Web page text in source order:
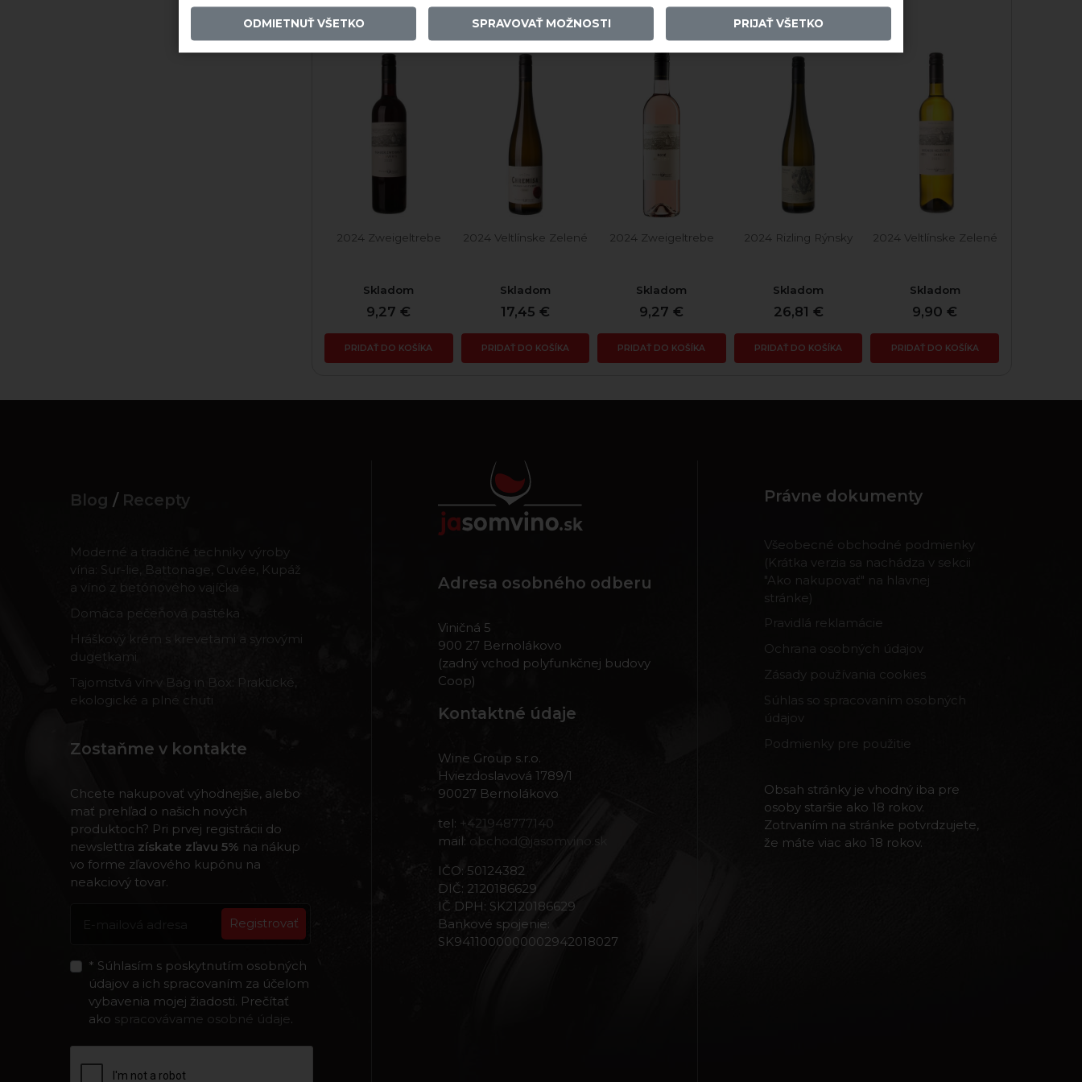
2024 Zweigeltrebe
Skladom
9,27 €
PRIDAŤ DO KOŠÍKA
2024 Veltlínske Zelené
Skladom
17,45 €
PRIDAŤ DO KOŠÍKA
2024 Zweigeltrebe
Skladom
9,27 €
PRIDAŤ DO KOŠÍKA
2024 Rizling Rýnsky
Skladom
26,81 €
PRIDAŤ DO KOŠÍKA
2024 Veltlínske Zelené
Skladom
9,90 €
PRIDAŤ DO KOŠÍKA
Blog / Recepty
Moderné a tradičné techniky výroby
vína: Sur-lie, Battonage, Cuvée, Kupáž
a víno z betónového vajíčka
Domáca pečeňová paštéka
Hráškový krém s krevetami a syrovými
dugetkami
Tajomstvá vín v Bag in Box: Praktické,
ekologické a plné chuti
Zostaňme v kontakte
Chcete nakupovať výhodnejšie, alebo
mať prehľad o našich nových
produktoch? Pri prvej registrácii do
newslettra získate zľavu 5% na nákup
vo forme zľavového kupónu na
neakciový tovar.
Registrovať
* Súhlasím s poskytnutím osobných
údajov a ich spracovaním za účelom
vybavenia mojej žiadosti. Prečítať
ako spracovávame osobné údaje.
Adresa osobného odberu
Viničná 5
900 27 Bernolákovo
(zadný vchod polyfunkčnej budovy
Coop)
Kontaktné údaje
Wine Group s.r.o.
Hviezdoslavová 1789/1
90027 Bernolákovo
tel: +421948777140
mail: obchod@jasomvino.sk
IČO: 50124382
DIČ: 2120186629
IČ DPH: SK2120186629
Bankové spojenie:
SK9411000000002942018027
Právne dokumenty
Všeobecné obchodné podmienky
(Krátka verzia sa nachádza v sekcii
"Ako nakupovať" na hlavnej
stránke)
Pravidlá reklamácie
Ochrana osobných údajov
Zásady používania cookies
Súhlas so spracovaním osobných
údajov
Podmienky pre použitie
Obsah stránky je vhodný iba pre
osoby staršie ako 18 rokov.
Zotrvaním na stránke potvrdzujete,
že máte viac ako 18 rokov.
ODMIETNUŤ VŠETKO SPRAVOVAŤ MOŽNOSTI PRIJAŤ VŠETKO